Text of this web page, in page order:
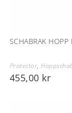
SCHABRAK
Protector,
455,00 kr